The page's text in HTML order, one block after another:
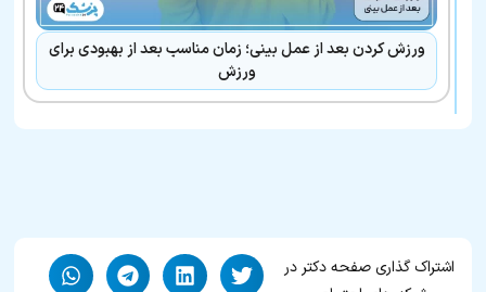
ورزش کردن بعد از عمل بینی؛ زمان مناسب بعد از بهبودی برای
ورزش
اشتراک گذاری صفحه دکتر در